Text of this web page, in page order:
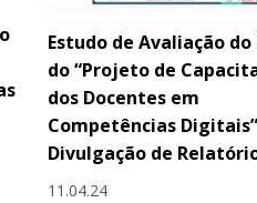
Estudo de Avaliação
do “Projeto de
dos Docentes em
Competências
Divulgação de
11.04.24